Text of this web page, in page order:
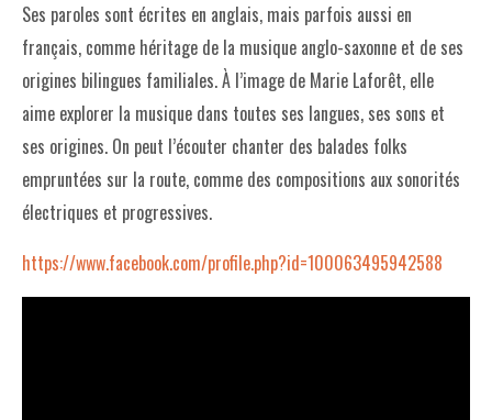
LES EXPOSITIONS
INFOS & ACCESSIBILITÉ
Ses paroles sont écrites en anglais, mais parfois aussi en
français, comme héritage de la musique anglo-saxonne et de ses
origines bilingues familiales. À l’image de Marie Laforêt, elle
aime explorer la musique dans toutes ses langues, ses sons et
ses origines. On peut l’écouter chanter des balades folks
empruntées sur la route, comme des compositions aux sonorités
électriques et progressives.
https://www.facebook.com/profile.php?id=100063495942588